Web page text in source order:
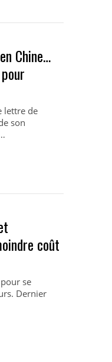
Chine…
lettre de
son
coût
se
Dernier